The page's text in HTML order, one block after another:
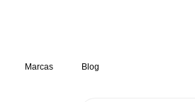
Marcas Blog